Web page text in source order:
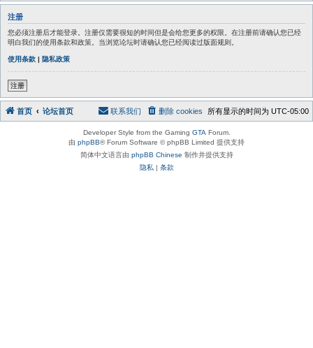
注册
您必须注册后才能登录。注册仅需要很短的时间但是会给您更多的权限。在注册前请确认您已经
明白我们的使用条款和政策。当浏览论坛时请确认您已经阅读过版面规则。
使用条款 | 隐私政策
注册
首页 论坛首页 所有显示的时间为 UTC-05:00
删除 cookies
联系我们
Developer Style from the Gaming GTA Forum.
由 phpBB® Forum Software © phpBB Limited 提供支持
简体中文语言由 phpBB Chinese 制作并提供支持
隐私 | 条款